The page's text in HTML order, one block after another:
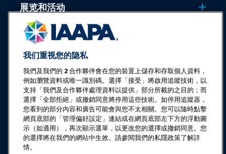
展览和活动
新闻与乐趣世界
教育
安全与保障
倡导
研究与报告
我们重视您的隐私
我們及我們的 2合作夥伴會在您的裝置上儲存和存取個人資料，
例如瀏覽資料或唯一識別碼。選擇「接受」將啟用追蹤技術，以
支持「我們及合作夥伴處理資料以提供」部分所載的之目的；而
選擇「全部拒絕」或撤銷同意將停用這些技術。如停用追蹤器，
您看到的部分內容和廣告可能會與您不太相關。您可以隨時點擊
網頁底部的「管理偏好設定」連結或在網頁底部左下方的浮動圖
示（如適用），再次顯示選單，以更改您的選擇或撤銷同意。您
的選擇將在我們的網站中生效。請參閱我們的私隱政策了解詳
情。